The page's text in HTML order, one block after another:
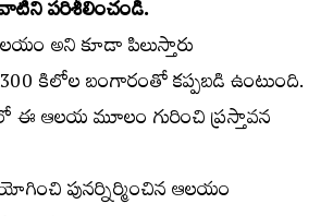
పరిశీలించండి.
అని కూడా పిలుస్తారు
కిలోల బంగారంతో కప్పబడి ఉంటుంది.
ఈ ఆలయ మూలం గురించి ప్రస్తావన
పునర్నిర్మించిన ఆలయం